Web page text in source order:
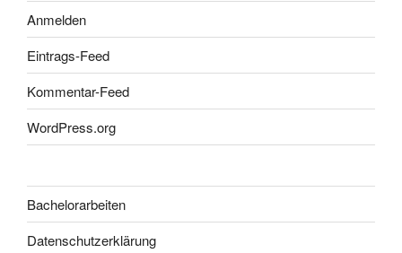
Anmelden
Eintrags-Feed
Kommentar-Feed
WordPress.org
Bachelorarbeiten
Datenschutzerklärung